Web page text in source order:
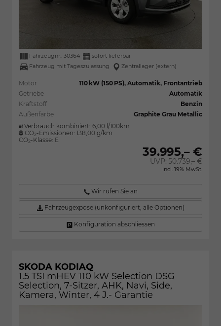
Fahrzeugnr.: 30364
sofort lieferbar
Fahrzeug mit Tageszulassung
Zentrallager (extern)
Motor
110 kW (150 PS), Automatik, Frontantrieb
Getriebe
Automatik
Kraftstoff
Benzin
Außenfarbe
Graphite Grau Metallic
Verbrauch kombiniert: 6,00 l/100km
CO2-Emissionen: 138,00 g/km
CO2-Klasse: E
39.995,– €
UVP:50.739,– €
incl. 19% MwSt.
Wir rufen Sie an
Fahrzeugexpose (unkonfiguriert, alle Optionen)
Konfiguration abschliessen
SKODA KODIAQ
1.5 TSI mHEV 110 kW Selection DSG
Selection, 7-Sitzer, AHK, Navi, Side,
Kamera, Winter, 4 J.- Garantie